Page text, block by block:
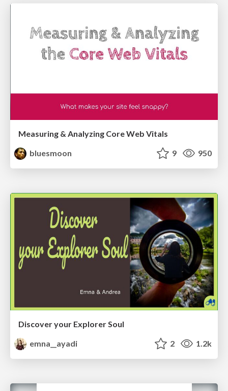
Measuring & Analyzing Core Web Vitals
bluesmoon
9 950
Discover your Explorer Soul
emna__ayadi
2 1.2k